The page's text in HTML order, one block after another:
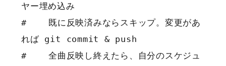
ヤー埋め込み
#    既に反映済みならスキップ。変更があ
れば git commit & push
#    全曲反映し終えたら、自分のスケジュ